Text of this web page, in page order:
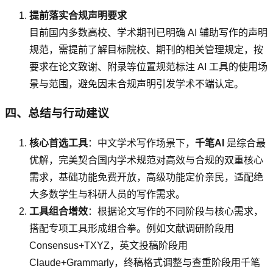
提前落实合规声明要求
目前国内多数高校、学术期刊已明确 AI 辅助写作的声明
规范，需提前了解目标院校、期刊的相关管理规定，按
要求在论文致谢、附录等位置规范标注 AI 工具的使用场
景与范围，避免因未合规声明引发学术不端认定。
四、总结与行动建议
核心首选工具：中文学术写作场景下， 千笔AI 是综合最
优解，完美契合国内学术规范对高效与合规的双重核心
需求，基础功能免费开放，高级功能定价亲民，适配绝
大多数学生与科研人员的写作需求。
工具组合增效：根据论文写作的不同阶段与核心需求，
搭配专项工具形成组合拳。例如文献调研阶段用
Consensus+TXYZ，英文投稿阶段用
Claude+Grammarly，终稿格式调整与查重阶段用千笔